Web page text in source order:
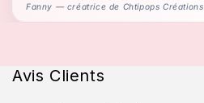
Fanny — créatrice de Chtipops Créations
Avis Clients